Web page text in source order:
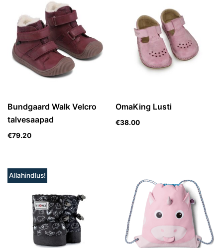
Bundgaard Walk Velcro
talvesaapad
€79.20
OmaKing Lusti
€38.00
Allahindlus!